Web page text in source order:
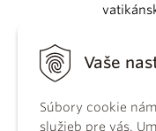
Vaše
Súbory cookie
služieb pre vás.
KBS
práva